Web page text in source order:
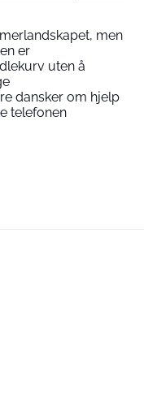
Personopplysninger
og andre
men
er
uten å
dansker om hjelp
telefonen